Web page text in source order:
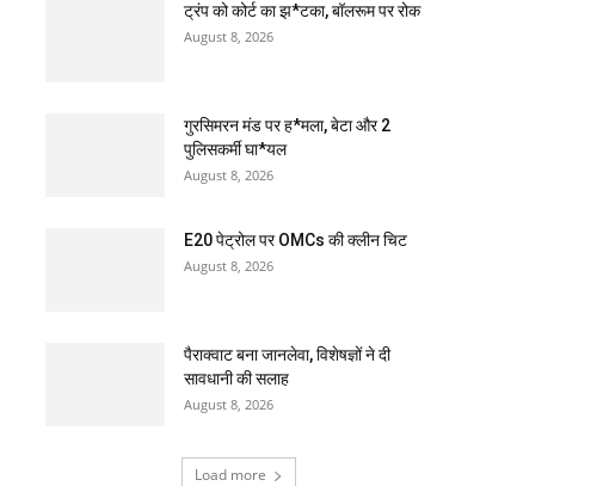
ट्रंप को कोर्ट का झ*टका, बॉलरूम पर रोक
August 8, 2026
गुरसिमरन मंड पर ह*मला, बेटा और 2
पुलिसकर्मी घा*यल
August 8, 2026
E20 पेट्रोल पर OMCs की क्लीन चिट
August 8, 2026
पैराक्वाट बना जानलेवा, विशेषज्ञों ने दी
सावधानी की सलाह
August 8, 2026
Load more